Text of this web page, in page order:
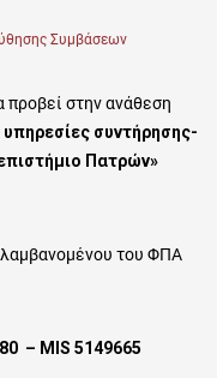
Συμβάσεων
προβεί στην ανάθεση
υπηρεσίες συντήρησης-
Πατρών»
του ΦΠΑ
– MIS 5149665